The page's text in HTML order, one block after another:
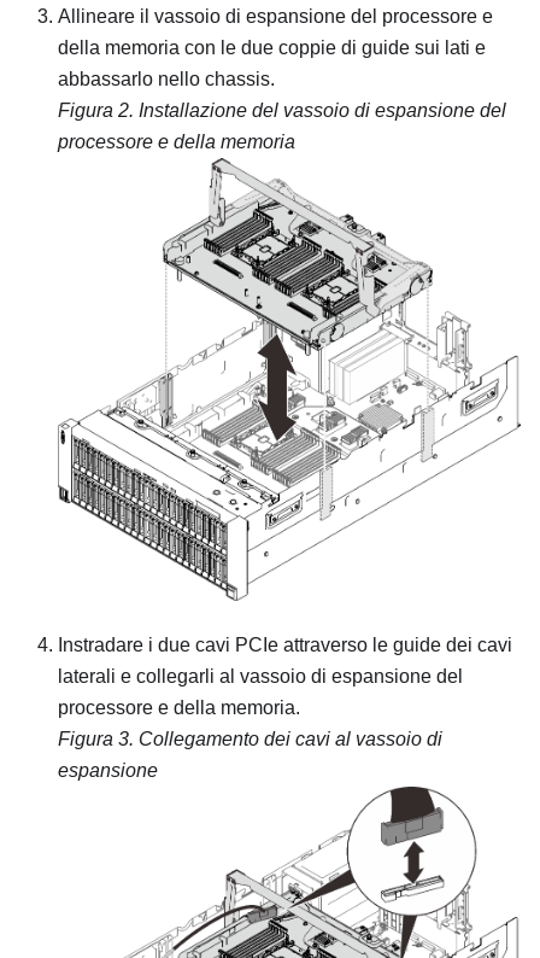
Allineare il vassoio di espansione del processore e
della memoria con le due coppie di guide sui lati e
abbassarlo nello chassis.
Figura 2. Installazione del vassoio di espansione del
processore e della memoria
Instradare i due cavi PCIe attraverso le guide dei cavi
laterali e collegarli al vassoio di espansione del
processore e della memoria.
Figura 3. Collegamento dei cavi al vassoio di
espansione